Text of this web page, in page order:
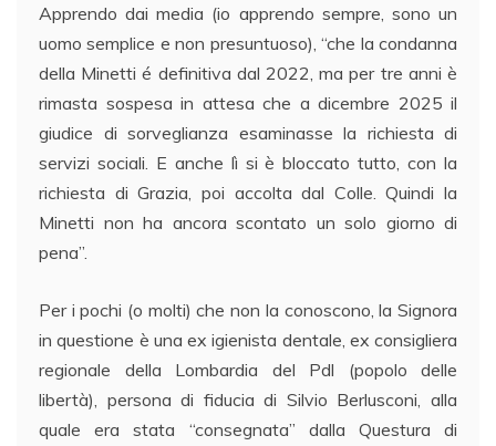
Apprendo dai media (io apprendo sempre, sono un
uomo semplice e non presuntuoso), “che la condanna
della Minetti é definitiva dal 2022, ma per tre anni è
rimasta sospesa in attesa che a dicembre 2025 il
giudice di sorveglianza esaminasse la richiesta di
servizi sociali. E anche lì si è bloccato tutto, con la
richiesta di Grazia, poi accolta dal Colle. Quindi la
Minetti non ha ancora scontato un solo giorno di
pena”.
Per i pochi (o molti) che non la conoscono, la Signora
in questione è una ex igienista dentale, ex consigliera
regionale della Lombardia del Pdl (popolo delle
libertà), persona di fiducia di Silvio Berlusconi, alla
quale era stata “consegnata” dalla Questura di